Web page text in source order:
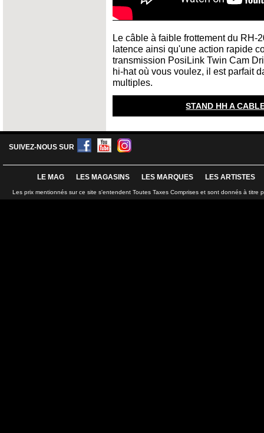
Le câble à faible frottement du RH-
latence ainsi qu'une action rapide
transmission PosiLink Twin Cam
hi-hat où vous voulez, il est parfait
multiples.
STAND HH A
SUIVEZ-NOUS SUR
LE MAG LES MAGASINS LES MARQUES LES ARTISTES
Les prix mentionnés sur ce site s'entendent Toutes Taxes Comprises et sont donnés à